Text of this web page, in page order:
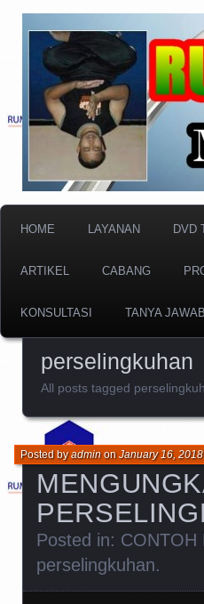
RUMAH
Meretas Pikiran Bawah
HOME LAYANAN DVD
ARTIKEL CABANG
KONSULTASI TANYA JAWAB
perselingkuhan
All posts tagged
Posted byadminonJanuary 16, 2018
Posted in: CONTOH
perselingkuhan.